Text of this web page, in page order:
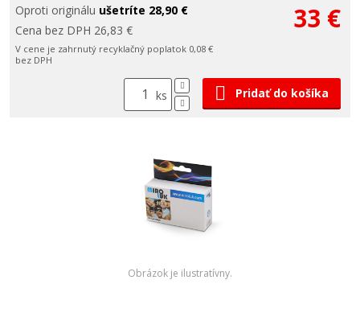
Oproti originálu ušetríte 28,90 €
Cena bez DPH 26,83 €
V cene je zahrnutý recyklačný poplatok 0,08 €
bez DPH
33 €
ks Pridať do košíka
Obrázok je ilustratívny.